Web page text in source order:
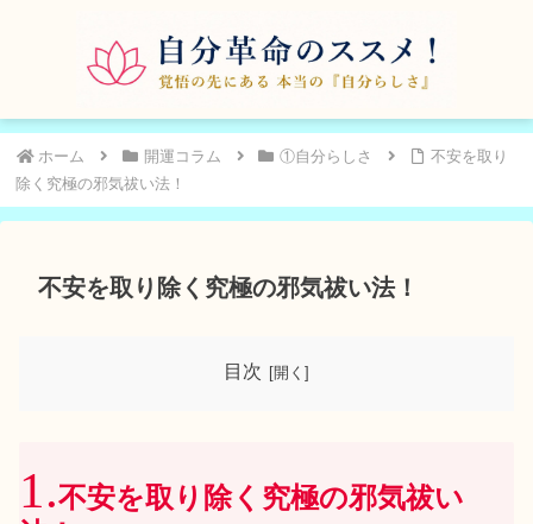
ホーム 開運コラム ①自分らしさ
不安を取り
除く究極の邪気祓い法！
不安を取り除く究極の邪気祓い法！
目次
不安を取り除く究極の邪気祓い